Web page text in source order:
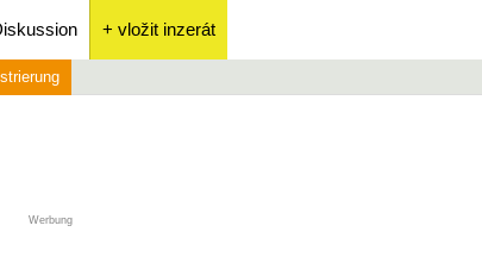
+ vložit inzerát
Werbung